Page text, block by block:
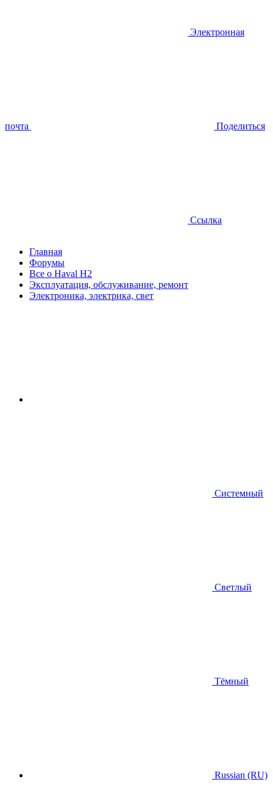
Электронная
почта Поделиться
Ссылка
Главная
Форумы
Все о Haval H2
Эксплуатация, обслуживание, ремонт
Электроника, электрика, свет
Системный
Светлый
Тёмный
Russian (RU)